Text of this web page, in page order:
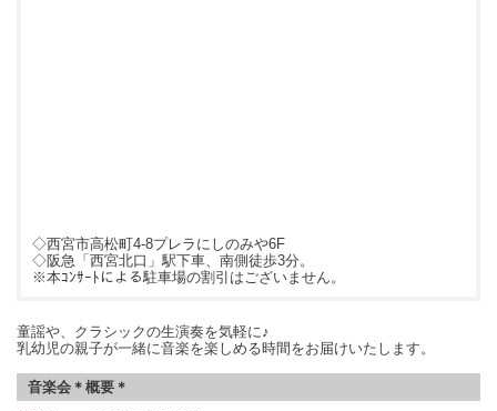
◇西宮市高松町4-8プレラにしのみや6F
◇阪急「西宮北口」駅下車、南側徒歩3分。
※本ｺﾝｻｰﾄによる駐車場の割引はございません。
童謡や、クラシックの生演奏を気軽に♪
乳幼児の親子が一緒に音楽を楽しめる時間をお届けいたします。
音楽会＊概要＊